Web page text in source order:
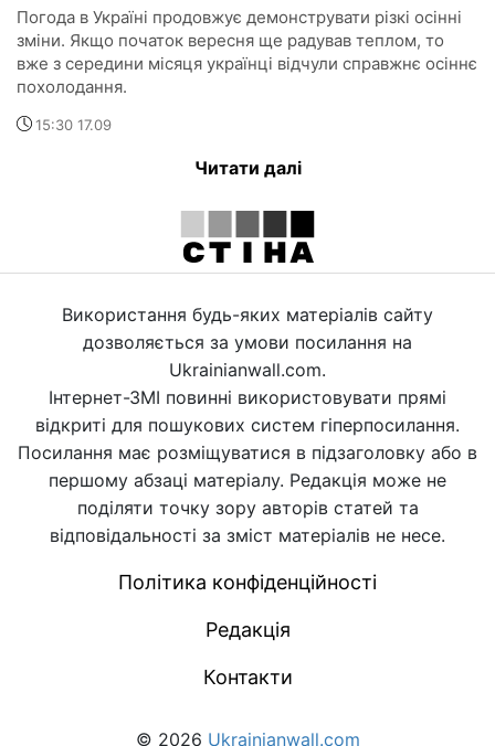
Погода в Україні продовжує демонструвати різкі осінні
зміни. Якщо початок вересня ще радував теплом, то
вже з середини місяця українці відчули справжнє осіннє
похолодання.
15:30 17.09
Читати далі
Використання будь-яких матеріалів сайту
дозволяється за умови посилання на
Ukrainianwall.com.
Інтернет-ЗМІ повинні використовувати прямі
відкриті для пошукових систем гіперпосилання.
Посилання має розміщуватися в підзаголовку або в
першому абзаці матеріалу. Редакція може не
поділяти точку зору авторів статей та
відповідальності за зміст матеріалів не несе.
Політика конфіденційності
Редакція
Контакти
© 2026 Ukrainianwall.com